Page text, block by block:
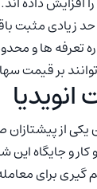
زیادی مثبت
تعرفه ها و
بر قیمت
یکی از
و جایگاه این
گیری برای